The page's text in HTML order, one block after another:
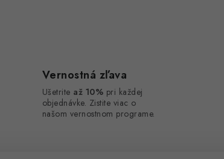
Vernostná zľava
Ušetrite až 10% pri každej
objednávke. Zistite viac o
našom vernostnom programe.